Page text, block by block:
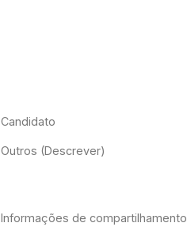
Candidato
Outros (Descrever)
Informações de compartilhamento